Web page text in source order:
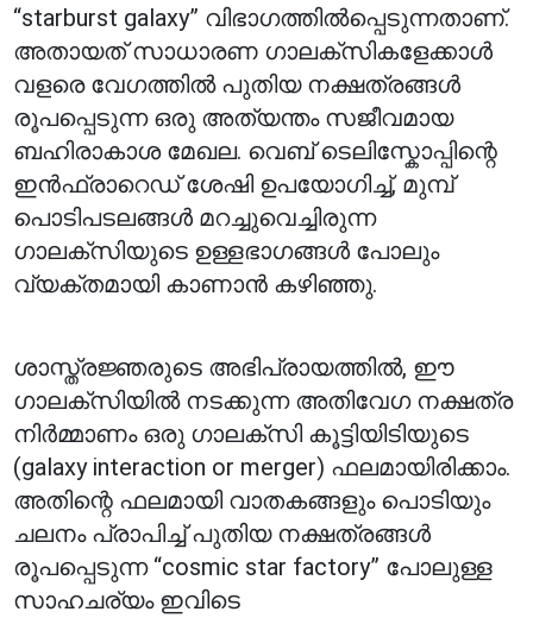
“starburst galaxy” വിഭാഗത്തിൽപ്പെടുന്നതാണ്.
അതായത് സാധാരണ ഗാലക്സികളേക്കാൾ
വളരെ വേഗത്തിൽ പുതിയ നക്ഷത്രങ്ങൾ
രൂപപ്പെടുന്ന ഒരു അത്യന്തം സജീവമായ
ബഹിരാകാശ മേഖല. വെബ് ടെലിസ്കോപ്പിന്റെ
ഇൻഫ്രാറെഡ് ശേഷി ഉപയോഗിച്ച്, മുമ്പ്
പൊടിപടലങ്ങൾ മറച്ചുവെച്ചിരുന്ന
ഗാലക്സിയുടെ ഉള്ളഭാഗങ്ങൾ പോലും
വ്യക്തമായി കാണാൻ കഴിഞ്ഞു.
ശാസ്ത്രജ്ഞരുടെ അഭിപ്രായത്തിൽ, ഈ
ഗാലക്സിയിൽ നടക്കുന്ന അതിവേഗ നക്ഷത്ര
നിർമ്മാണം ഒരു ഗാലക്സി കൂട്ടിയിടിയുടെ
(galaxy interaction or merger) ഫലമായിരിക്കാം.
അതിന്റെ ഫലമായി വാതകങ്ങളും പൊടിയും
ചലനം പ്രാപിച്ച് പുതിയ നക്ഷത്രങ്ങൾ
രൂപപ്പെടുന്ന “cosmic star factory” പോലുള്ള
സാഹചര്യം ഇവിടെ